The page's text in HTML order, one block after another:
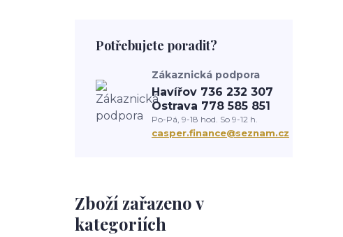
Zboží zařazeno v
kategoriích
Potřebujete poradit?
Zákaznická podpora
Havířov 736 232 307
Ostrava 778 585 851
Po-Pá, 9-18 hod. So 9-12 h.
casper.finance@seznam.cz